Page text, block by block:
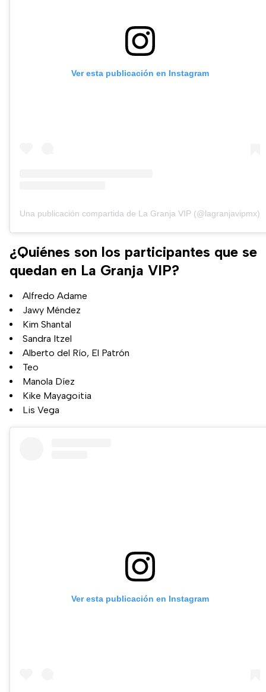
Ver esta publicación en Instagram
Una publicación compartida de La Granja VIP (@lagranjavipmx)
¿Quiénes son los participantes que se
quedan en La Granja VIP?
Alfredo Adame
Jawy Méndez
Kim Shantal
Sandra Itzel
Alberto del Río, El Patrón
Teo
Manola Díez
Kike Mayagoitia
Lis Vega
Ver esta publicación en Instagram